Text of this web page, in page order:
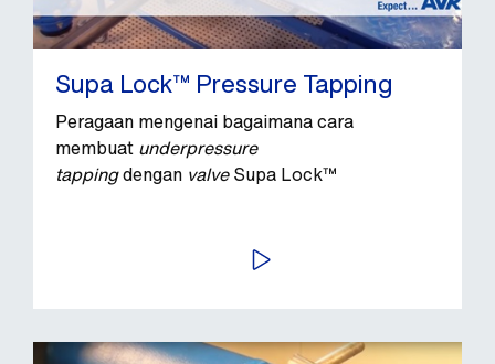
Supa Lock™ Pressure Tapping
Peragaan mengenai bagaimana cara
membuat underpressure
tappingdengan valveSupa Lock™
PUTAR VIDEO